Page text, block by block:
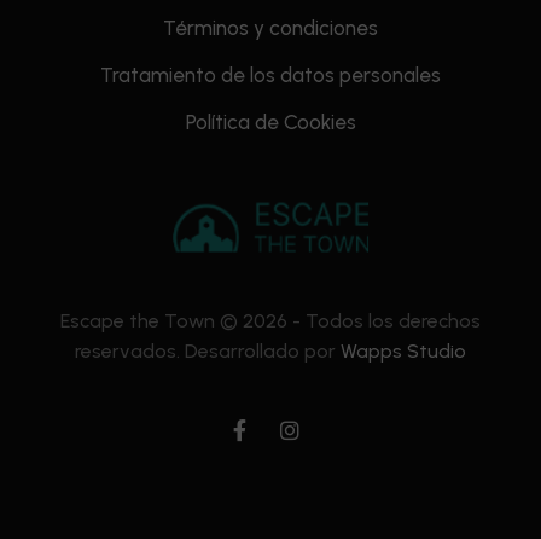
Términos y condiciones
Tratamiento de los datos personales
Política de Cookies
Escape the Town © 2026 - Todos los derechos
reservados. Desarrollado por Wapps Studio